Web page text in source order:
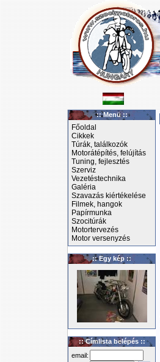
:: Menü ::
Főoldal
Cikkek
Túrák, találkozók
Motorátépítés, felújítás
Tuning, fejlesztés
Szerviz
Vezetéstechnika
Galéria
Szavazás kiértékelése
Filmek, hangok
Papírmunka
Szocitúrák
Motortervezés
Motor versenyzés
:: Egy kép ::
:: Címlista belépés ::
email: